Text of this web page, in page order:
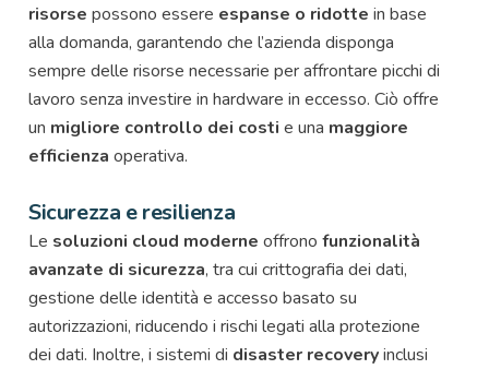
risorse possono essere espanse o ridotte in base
alla domanda, garantendo che l’azienda disponga
sempre delle risorse necessarie per affrontare picchi di
lavoro senza investire in hardware in eccesso. Ciò offre
un migliore controllo dei costi e una maggiore
efficienza operativa.
Sicurezza e resilienza
Le soluzioni cloud moderne offrono funzionalità
avanzate di sicurezza, tra cui crittografia dei dati,
gestione delle identità e accesso basato su
autorizzazioni, riducendo i rischi legati alla protezione
dei dati. Inoltre, i sistemi di disaster recoveryinclusi